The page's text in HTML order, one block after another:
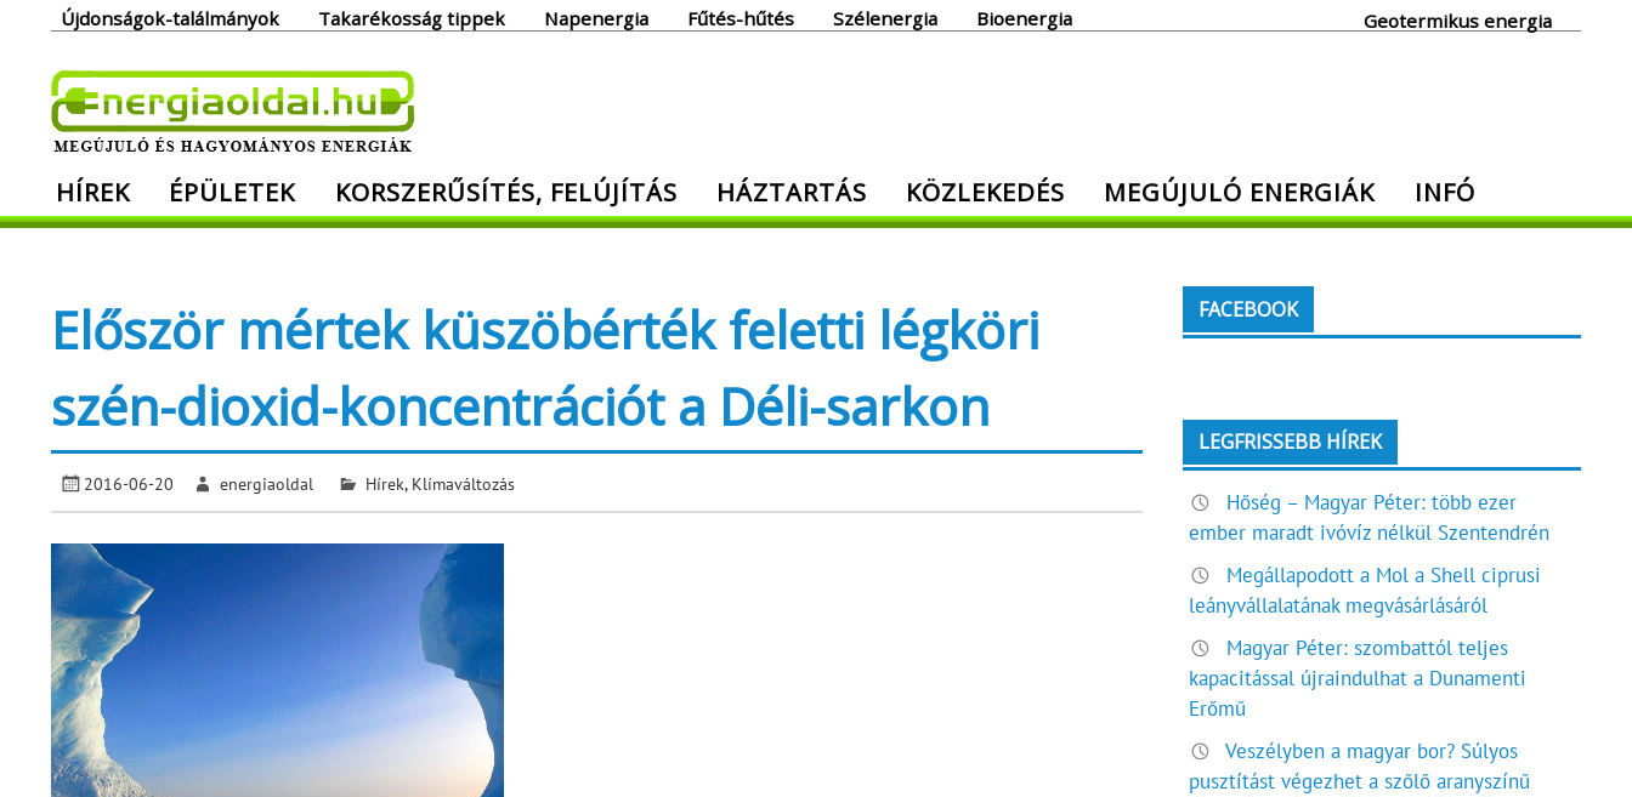
Újdonságok-találmányok Takarékosság tippek Napenergia Fűtés-hűtés Szélenergia Bioenergia Geotermikus energia
Megújuló és hagyományos energiák. Minden, ami energia!
HÍREK ÉPÜLETEK KORSZERŰSÍTÉS, FELÚJÍTÁS HÁZTARTÁS KÖZLEKEDÉS MEGÚJULÓ ENERGIÁK INFÓ
Először mértek küszöbérték feletti légköri
szén-dioxid-koncentrációt a Déli-sarkon
2016-06-20 energiaoldal Hírek, Klímaváltozás
FACEBOOK
LEGFRISSEBB HÍREK
Hőség – Magyar Péter: több ezer
ember maradt ivóvíz nélkül Szentendrén
Megállapodott a Mol a Shell ciprusi
leányvállalatának megvásárlásáról
Magyar Péter: szombattól teljes
kapacitással újraindulhat a Dunamenti
Erőmű
Veszélyben a magyar bor? Súlyos
pusztítást végezhet a szőlő aranyszínű